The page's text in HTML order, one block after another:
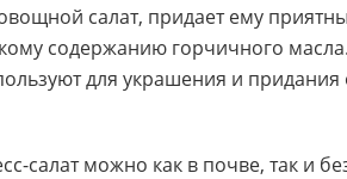
салат, придает ему
содержанию горчичного
для украшения и
салат можно как в почве, так и